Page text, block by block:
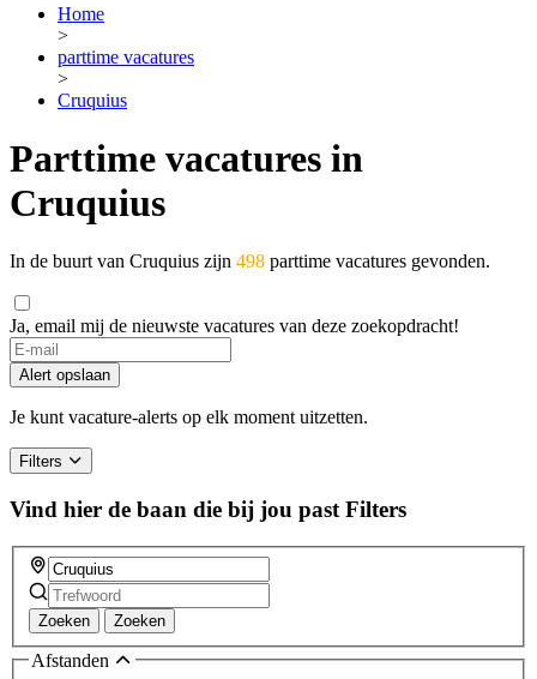
Home
>
parttime vacatures
>
Cruquius
Parttime vacatures in
Cruquius
In de buurt van Cruquius zijn 498 parttime vacatures gevonden.
Ja, email mij de nieuwste vacatures van deze zoekopdracht!
Alert opslaan
Je kunt vacature-alerts op elk moment uitzetten.
Filters
Vind hier de baan die bij jou past Filters
Zoeken Zoeken
Afstanden